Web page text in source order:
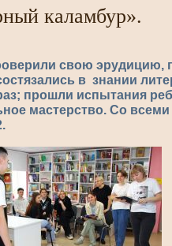
каламбур».
свою эрудицию,
в знании
прошли испытания
мастерство. Со